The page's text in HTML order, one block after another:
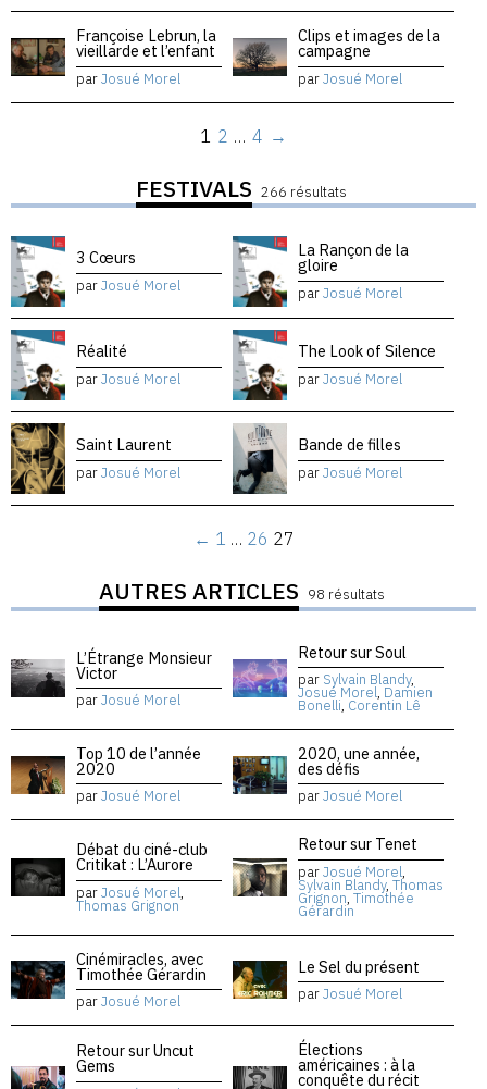
Françoise Lebrun, la
vieillarde et l’enfant
parJosué Morel
Clips et images de la
campagne
parJosué Morel
1 2 … 4 →
FESTIVALS 266 résultats
3 Cœurs
parJosué Morel
La Rançon de la
gloire
parJosué Morel
Réalité
parJosué Morel
The Look of Silence
parJosué Morel
Saint Laurent
parJosué Morel
Bande de filles
parJosué Morel
← 1 … 26 27
AUTRES ARTICLES 98 résultats
L’Étrange Monsieur
Victor
parJosué Morel
Retour sur Soul
par Sylvain Blandy,
Josué Morel, Damien
Bonelli, Corentin Lê
Top 10 de l’année
2020
parJosué Morel
2020, une année,
des défis
parJosué Morel
Débat du ciné-club
Critikat : L’Aurore
parJosué Morel,
Thomas Grignon
Retour sur Tenet
parJosué Morel,
Sylvain Blandy, Thomas
Grignon, Timothée
Gérardin
Cinémiracles, avec
Timothée Gérardin
parJosué Morel
Le Sel du présent
parJosué Morel
Retour sur Uncut
Gems
Élections
américaines : à la
conquête du récit